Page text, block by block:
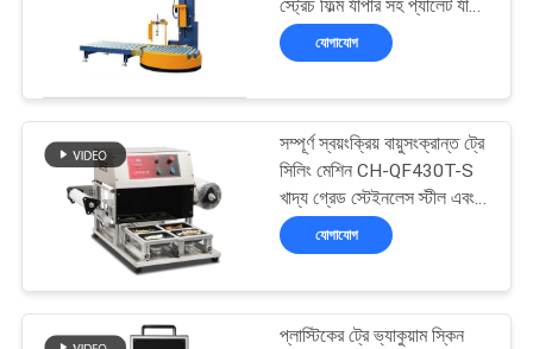
POLICY
স্ট্রেচ ফিল্ম র্যাপার সহ প্যালেট র্যাপিং
মেশিন
যোগাযোগ
সম্পূর্ণ স্বয়ংক্রিয় বায়ুসংক্রান্ত ট্রে
সিলিং মেশিন CH-QF430T-S
খাদ্য গ্রেড স্টেইনলেস স্টীল এবং
6061 সতেজ খাদ্য প্যাকেজিং
জন্য Anodized অ্যালুমিনিয়াম
যোগাযোগ
প্লাস্টিকের ট্রে ভ্যাকুয়াম স্কিন